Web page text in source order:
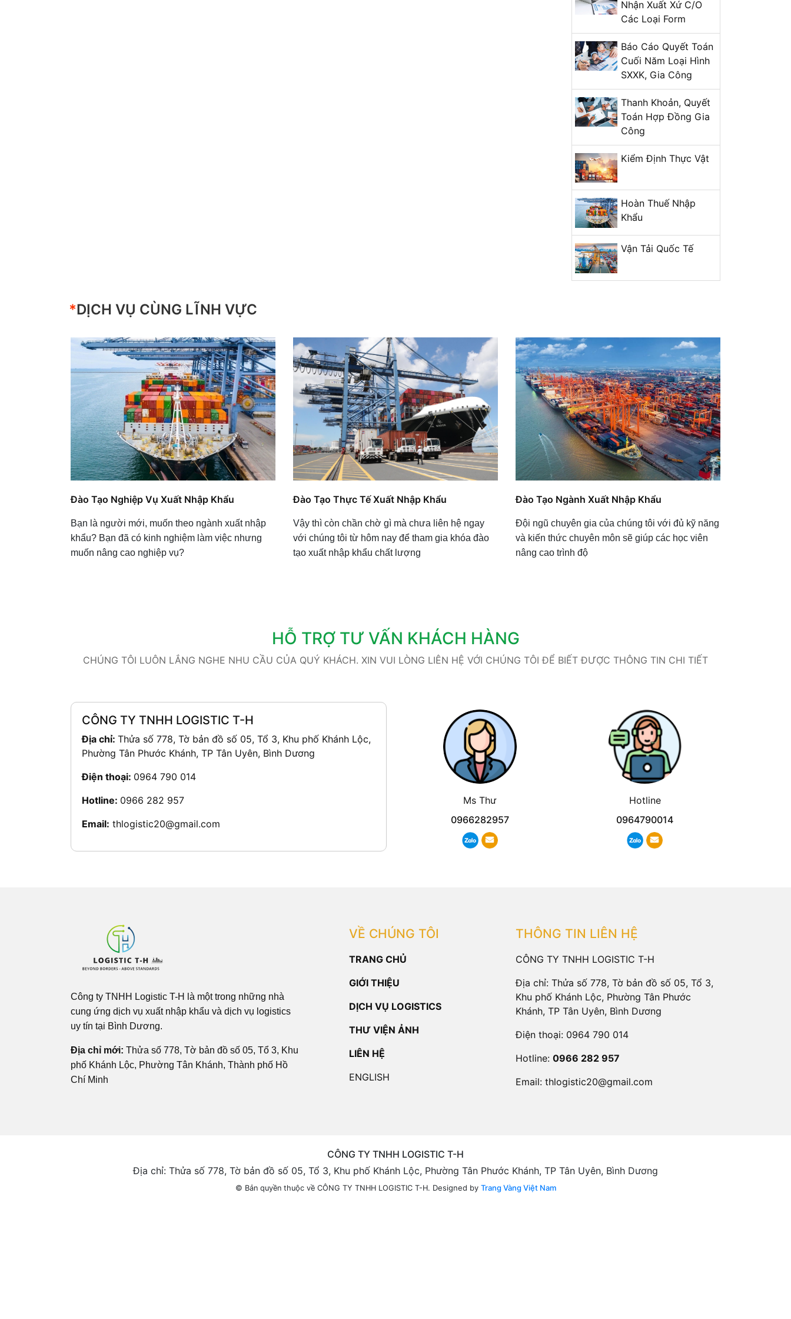
Nhận Xuất Xứ C/O
Các Loại Form
Báo Cáo Quyết Toán
Cuối Năm Loại Hình
SXXK, Gia Công
Thanh Khoản, Quyết
Toán Hợp Đồng Gia
Công
Kiểm Định Thực Vật
Hoàn Thuế Nhập
Khẩu
Vận Tải Quốc Tế
*DỊCH VỤ CÙNG LĨNH VỰC
Đào Tạo Nghiệp Vụ Xuất Nhập Khẩu
Bạn là người mới, muốn theo ngành xuất nhập
khẩu? Bạn đã có kinh nghiệm làm việc nhưng
muốn nâng cao nghiệp vụ?
Đào Tạo Thực Tế Xuất Nhập Khẩu
Vậy thì còn chần chờ gì mà chưa liên hệ ngay
với chúng tôi từ hôm nay để tham gia khóa đào
tạo xuất nhập khẩu chất lượng
Đào Tạo Ngành Xuất Nhập Khẩu
Đội ngũ chuyên gia của chúng tôi với đủ kỹ năng
và kiến thức chuyên môn sẽ giúp các học viên
nâng cao trình độ
HỖ TRỢ TƯ VẤN KHÁCH HÀNG
CHÚNG TÔI LUÔN LẮNG NGHE NHU CẦU CỦA QUÝ KHÁCH. XIN VUI LÒNG LIÊN HỆ VỚI CHÚNG TÔI ĐỂ BIẾT ĐƯỢC THÔNG TIN CHI TIẾT
CÔNG TY TNHH LOGISTIC T-H
Địa chỉ: Thửa số 778, Tờ bản đồ số 05, Tổ 3, Khu phố Khánh Lộc,
Phường Tân Phước Khánh, TP Tân Uyên, Bình Dương
Điện thoại: 0964 790 014
Hotline: 0966 282 957
Email: thlogistic20@gmail.com
Ms Thư
0966282957
Hotline
0964790014
Công ty TNHH Logistic T-H là một trong những nhà
cung ứng dịch vụ xuất nhập khẩu và dịch vụ logistics
uy tín tại Bình Dương.
Địa chỉ mới: Thửa số 778, Tờ bản đồ số 05, Tổ 3, Khu
phố Khánh Lộc, Phường Tân Khánh, Thành phố Hồ
Chí Minh
VỀ CHÚNG TÔI
TRANG CHỦ
GIỚI THIỆU
DỊCH VỤ LOGISTICS
THƯ VIỆN ẢNH
LIÊN HỆ
ENGLISH
THÔNG TIN LIÊN HỆ
CÔNG TY TNHH LOGISTIC T-H
Địa chỉ: Thửa số 778, Tờ bản đồ số 05, Tổ 3,
Khu phố Khánh Lộc, Phường Tân Phước
Khánh, TP Tân Uyên, Bình Dương
Điện thoại: 0964 790 014
Hotline: 0966 282 957
Email: thlogistic20@gmail.com
CÔNG TY TNHH LOGISTIC T-H
Địa chỉ: Thửa số 778, Tờ bản đồ số 05, Tổ 3, Khu phố Khánh Lộc, Phường Tân Phước Khánh, TP Tân Uyên, Bình Dương
© Bản quyền thuộc về CÔNG TY TNHH LOGISTIC T-H. Designed by Trang Vàng Việt Nam